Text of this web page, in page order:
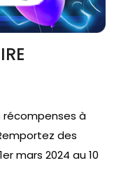
récompenses à
des
mars 2024 au 10